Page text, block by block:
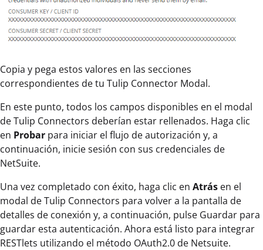
Copia y pega estos valores en las secciones
correspondientes de tu Tulip Connector Modal.
En este punto, todos los campos disponibles en el modal
de Tulip Connectors deberían estar rellenados. Haga clic
en Probar para iniciar el flujo de autorización y, a
continuación, inicie sesión con sus credenciales de
NetSuite.
Una vez completado con éxito, haga clic en Atrás en el
modal de Tulip Connectors para volver a la pantalla de
detalles de conexión y, a continuación, pulse Guardar para
guardar esta autenticación. Ahora está listo para integrar
RESTlets utilizando el método OAuth2.0 de Netsuite.